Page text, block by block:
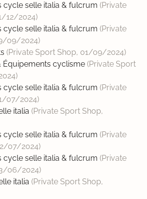
cycle selle italia & fulcrum (Private
12/2024)
cycle selle italia & fulcrum (Private
09/2024)
(Private Sport Shop, 01/09/2024)
Équipements cyclisme (Private Sport
)
cycle selle italia & fulcrum (Private
07/2024)
italia (Private Sport Shop,
cycle selle italia & fulcrum (Private
07/2024)
cycle selle italia & fulcrum (Private
06/2024)
italia (Private Sport Shop,